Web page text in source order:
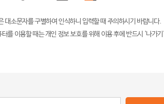
대소문자를 구별하여 인식하니 입력할 때 주의하시기 바랍니다.
를 이용할 때는 개인 정보 보호를 위해 이용 후에 반드시 '나가